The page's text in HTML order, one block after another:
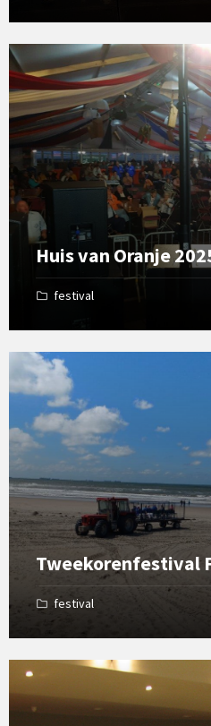
Huis van Oranje
festival
Open
Gallery
Tweekorenfestival
festival
Open
Gallery
Open
Gallery